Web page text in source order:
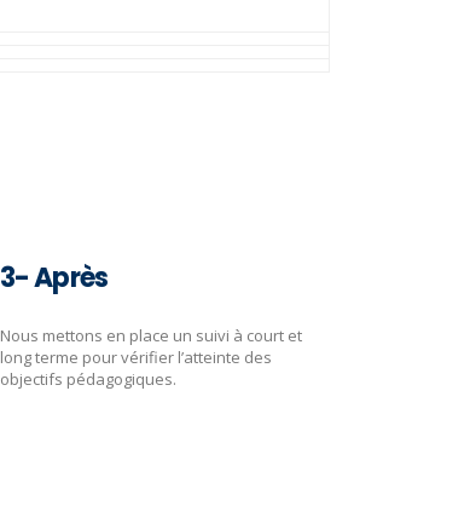
3- Après
Nous mettons en place un suivi à court et
long terme pour vérifier l’atteinte des
objectifs pédagogiques.